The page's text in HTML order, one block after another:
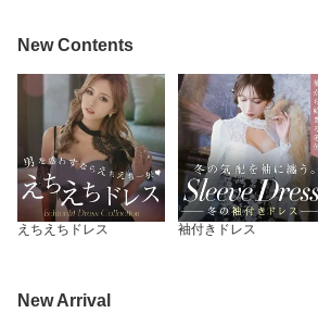
New Contents
えちえちドレス 袖付きドレス
New Arrival